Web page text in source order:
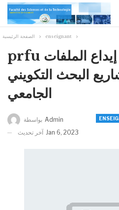
الصفحة الرئيسية enseignant
prfu الإعلان عن إيداع الملفات
البحث التكويني
الجامعي
Admin
Jan 6, 2023